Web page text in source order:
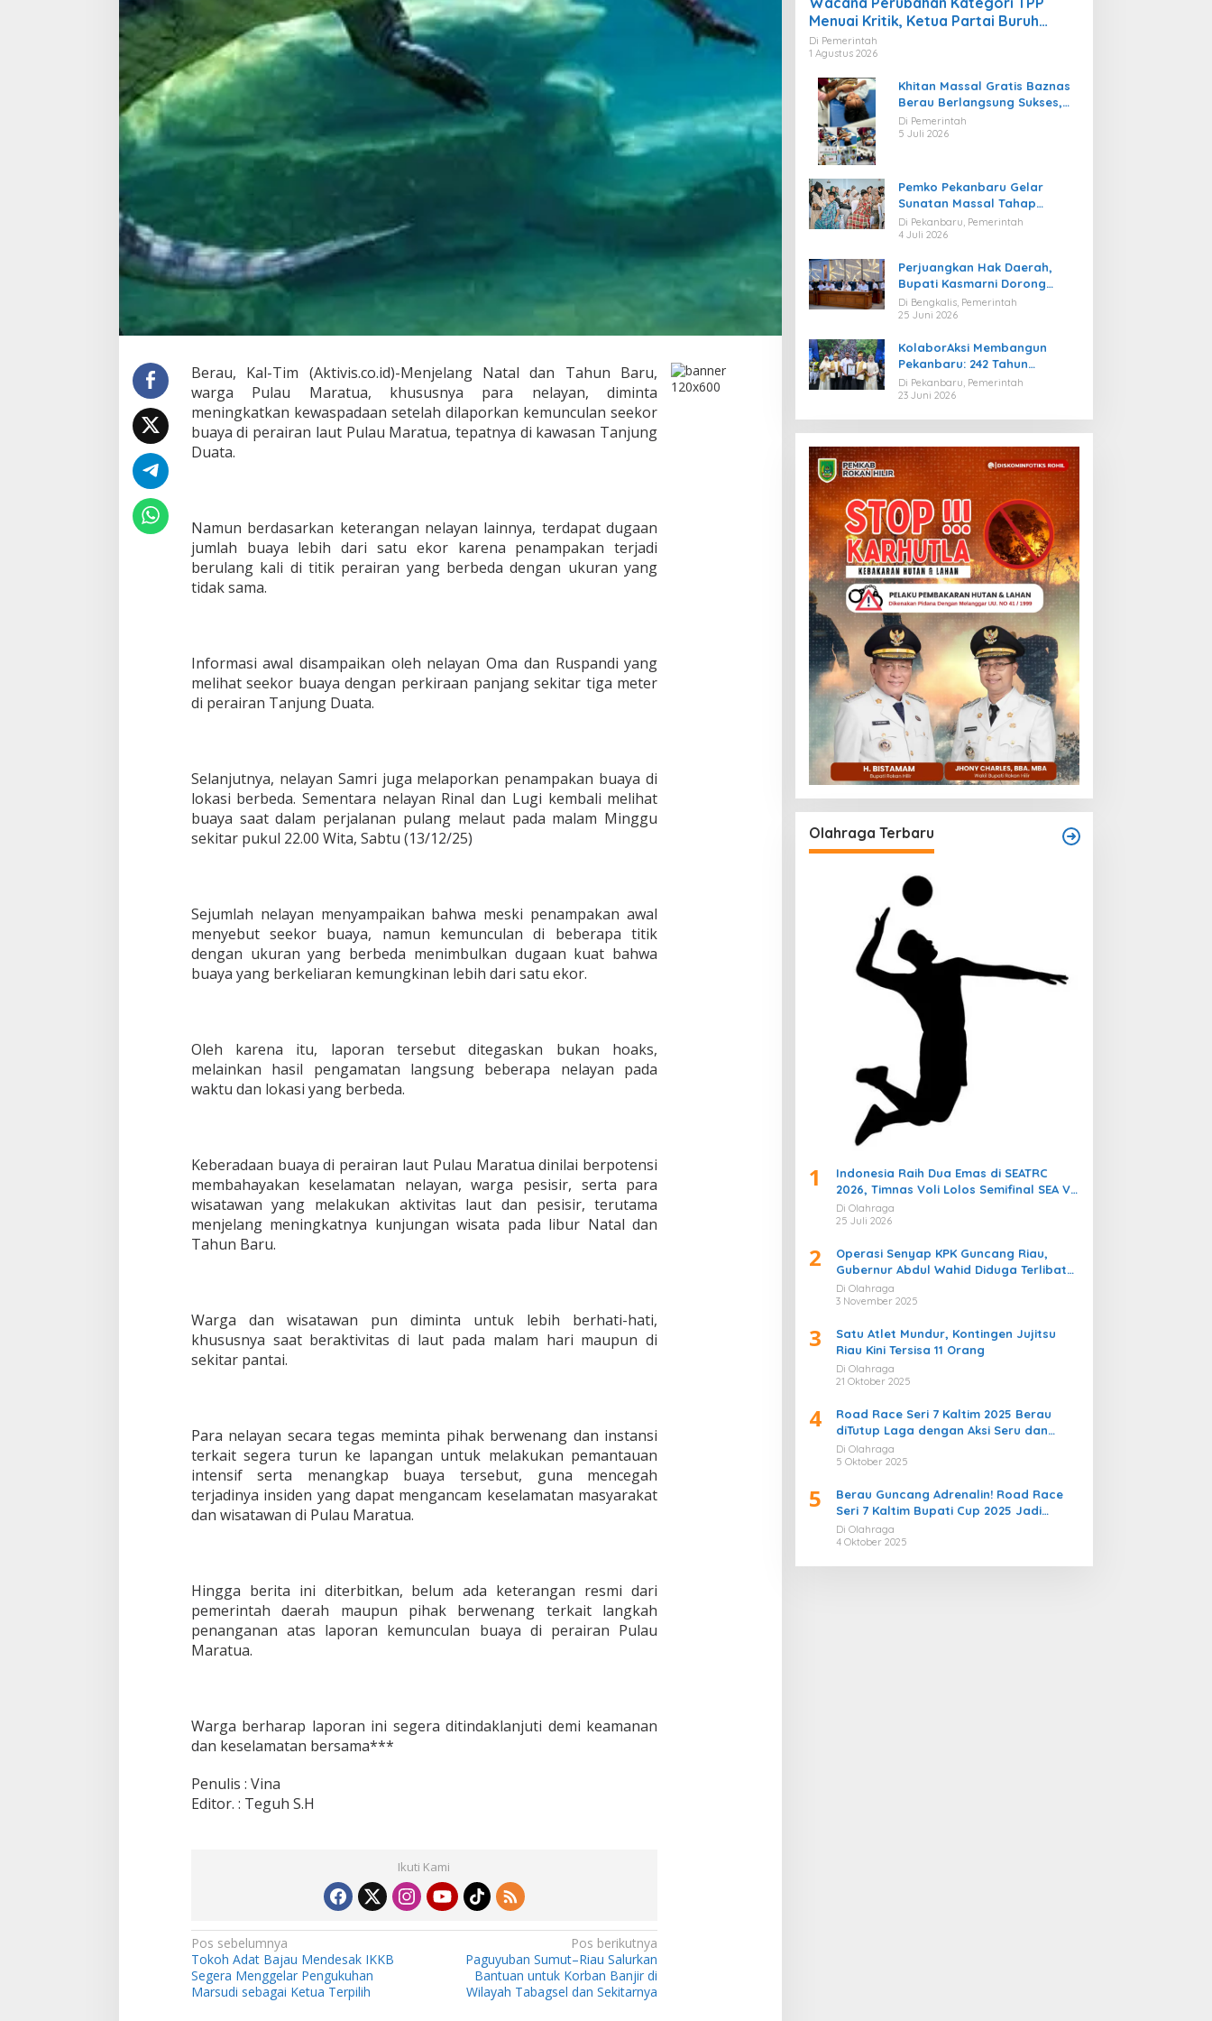
d
r
t
u
Berau, Kal-Tim (Aktivis.co.id)-Menjelang Natal dan Tahun Baru,
warga Pulau Maratua, khususnya para nelayan, diminta
meningkatkan kewaspadaan setelah dilaporkan kemunculan seekor
buaya di perairan laut Pulau Maratua, tepatnya di kawasan Tanjung
Duata.
Namun berdasarkan keterangan nelayan lainnya, terdapat dugaan
jumlah buaya lebih dari satu ekor karena penampakan terjadi
berulang kali di titik perairan yang berbeda dengan ukuran yang
tidak sama.
Informasi awal disampaikan oleh nelayan Oma dan Ruspandi yang
melihat seekor buaya dengan perkiraan panjang sekitar tiga meter
di perairan Tanjung Duata.
Selanjutnya, nelayan Samri juga melaporkan penampakan buaya di
lokasi berbeda. Sementara nelayan Rinal dan Lugi kembali melihat
buaya saat dalam perjalanan pulang melaut pada malam Minggu
sekitar pukul 22.00 Wita, Sabtu (13/12/25)
Sejumlah nelayan menyampaikan bahwa meski penampakan awal
menyebut seekor buaya, namun kemunculan di beberapa titik
dengan ukuran yang berbeda menimbulkan dugaan kuat bahwa
buaya yang berkeliaran kemungkinan lebih dari satu ekor.
Oleh karena itu, laporan tersebut ditegaskan bukan hoaks,
melainkan hasil pengamatan langsung beberapa nelayan pada
waktu dan lokasi yang berbeda.
Keberadaan buaya di perairan laut Pulau Maratua dinilai berpotensi
membahayakan keselamatan nelayan, warga pesisir, serta para
wisatawan yang melakukan aktivitas laut dan pesisir, terutama
menjelang meningkatnya kunjungan wisata pada libur Natal dan
Tahun Baru.
Warga dan wisatawan pun diminta untuk lebih berhati-hati,
khususnya saat beraktivitas di laut pada malam hari maupun di
sekitar pantai.
Para nelayan secara tegas meminta pihak berwenang dan instansi
terkait segera turun ke lapangan untuk melakukan pemantauan
intensif serta menangkap buaya tersebut, guna mencegah
terjadinya insiden yang dapat mengancam keselamatan masyarakat
dan wisatawan di Pulau Maratua.
Hingga berita ini diterbitkan, belum ada keterangan resmi dari
pemerintah daerah maupun pihak berwenang terkait langkah
penanganan atas laporan kemunculan buaya di perairan Pulau
Maratua.
Warga berharap laporan ini segera ditindaklanjuti demi keamanan
dan keselamatan bersama***
Penulis : Vina
Editor. : Teguh S.H
Ikuti Kami
N
a
v
Pos sebelumnya
Tokoh Adat Bajau Mendesak IKKB
Segera Menggelar Pengukuhan
Marsudi sebagai Ketua Terpilih
Pos berikutnya
Paguyuban Sumut–Riau Salurkan
Bantuan untuk Korban Banjir di
Wilayah Tabagsel dan Sekitarnya
Menuai Kritik, Ketua Partai Buruh
Kaltara Tekankan Kepatuhan Regulasi
Di Pemerintah
1 Agustus 2026
Khitan Massal Gratis Baznas
Berau Berlangsung Sukses,
Hadirkan Kebahagiaan bagi
Puluhan Anak
Di Pemerintah
5 Juli 2026
Pemko Pekanbaru Gelar
Sunatan Massal Tahap
Kedua, 100 Anak Ikuti Khitan
Gratis
Di Pekanbaru, Pemerintah
4 Juli 2026
Perjuangkan Hak Daerah,
Bupati Kasmarni Dorong
BUMD PT BLJ Diprioritaskan
Kelola Migas
Di Bengkalis, Pemerintah
25 Juni 2026
KolaborAksi Membangun
Pekanbaru: 242 Tahun
Melangkah Menuju Kota yang
Lebih Maju
Di Pekanbaru, Pemerintah
23 Juni 2026
Olahraga Terbaru
1
Indonesia Raih Dua Emas di SEATRC
2026, Timnas Voli Lolos Semifinal SEA V
Cup! Pekan Olahraga Nasional
Bergemuruh
Di Olahraga
25 Juli 2026
2
Operasi Senyap KPK Guncang Riau,
Gubernur Abdul Wahid Diduga Terlibat
Kasus Korupsi Proyek
Di Olahraga
3 November 2025
3
Satu Atlet Mundur, Kontingen Jujitsu
Riau Kini Tersisa 11 Orang
Di Olahraga
21 Oktober 2025
4
Road Race Seri 7 Kaltim 2025 Berau
diTutup Laga dengan Aksi Seru dan
Penuh Sportivitas
Di Olahraga
5 Oktober 2025
5
Berau Guncang Adrenalin! Road Race
Seri 7 Kaltim Bupati Cup 2025 Jadi
Momentum Lahirnya Sirkuit Permanen
2026
Di Olahraga
4 Oktober 2025